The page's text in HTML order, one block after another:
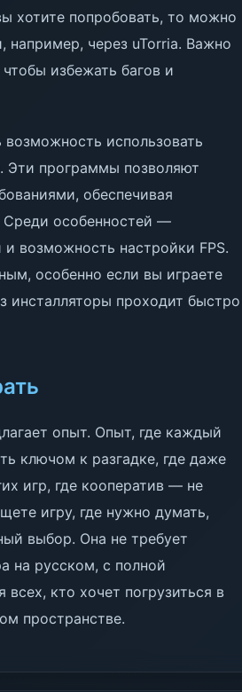
хотите попробовать, то можно
например, через uTorria. Важно
избежать багов и
возможность использовать
Эти программы позволяют
обеспечивая
Среди особенностей —
возможность настройки FPS.
особенно если вы играете
инсталляторы проходит быстро
опыт. Опыт, где каждый
ключом к разгадке, где даже
игр, где кооператив — не
игру, где нужно думать,
выбор. Она не требует
на русском, с полной
кто хочет погрузиться в
пространстве.